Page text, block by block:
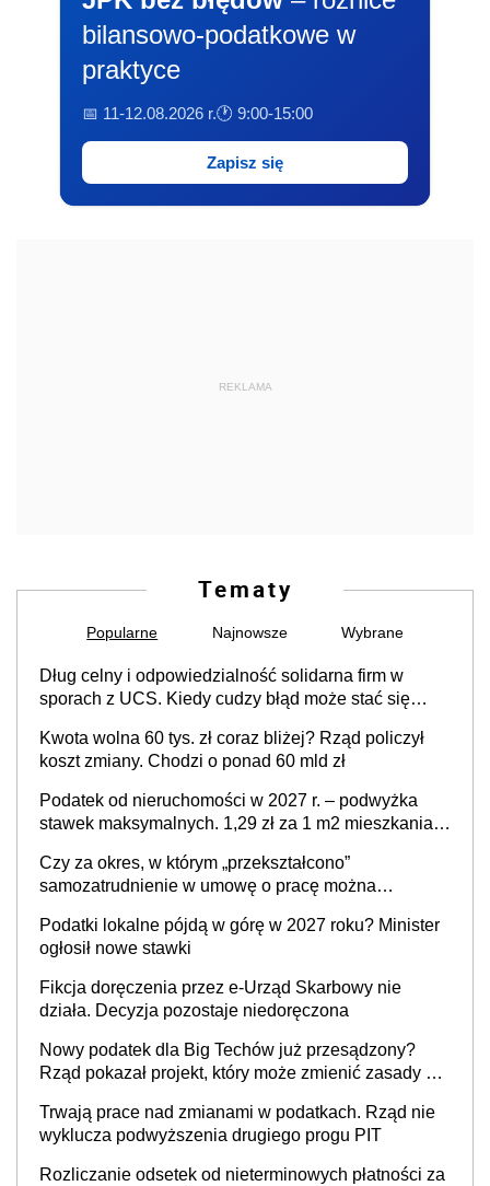
bilansowo-podatkowe w
praktyce
📅 11-12.08.2026 r.🕐 9:00-15:00
Zapisz się
REKLAMA
Tematy
Popularne Najnowsze Wybrane
Dług celny i odpowiedzialność solidarna firm w
sporach z UCS. Kiedy cudzy błąd może stać się
Kwota wolna 60 tys. zł coraz bliżej? Rząd policzył
koszt zmiany. Chodzi o ponad 60 mld zł
Podatek od nieruchomości w 2027 r. – podwyżka
stawek maksymalnych. 1,29 zł za 1 m2 mieszkania,
prowadzeniem działalności gospodarczej
Czy za okres, w którym „przekształcono”
samozatrudnienie w umowę o pracę można
cywilnoprawnej jedynym racjonalnym wyjściem
Podatki lokalne pójdą w górę w 2027 roku? Minister
ogłosił nowe stawki
Fikcja doręczenia przez e-Urząd Skarbowy nie
działa. Decyzja pozostaje niedoręczona
Nowy podatek dla Big Techów już przesądzony?
Rząd pokazał projekt, który może zmienić zasady gry
Trwają prace nad zmianami w podatkach. Rząd nie
wyklucza podwyższenia drugiego progu PIT
Rozliczanie odsetek od nieterminowych płatności za